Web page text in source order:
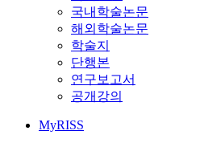
국내학술논문
해외학술논문
학술지
단행본
연구보고서
공개강의
MyRISS